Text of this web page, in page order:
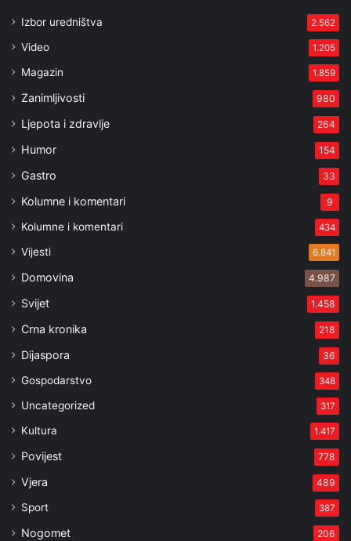
Izbor uredništva 2.562
Video 1.205
Magazin 1.859
Zanimljivosti 980
Ljepota i zdravlje 264
Humor 154
Gastro 33
Kolumne i komentari 9
Kolumne i komentari 434
Vijesti 6.841
Domovina 4.987
Svijet 1.458
Crna kronika 218
Dijaspora 36
Gospodarstvo 348
Uncategorized 317
Kultura 1.417
Povijest 778
Vjera 489
Sport 387
Nogomet 206